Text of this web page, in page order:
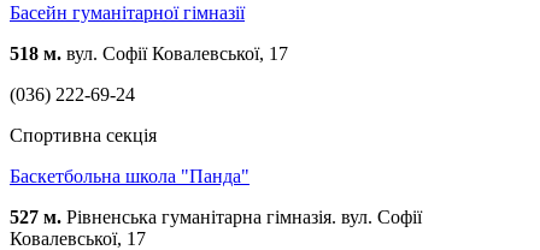
Басейн гуманітарної гімназії
518 м. вул. Софії Ковалевської, 17
(036) 222-69-24
Спортивна секція
Баскетбольна школа "Панда"
527 м. Рівненська гуманітарна гімназія. вул. Софії
Ковалевської, 17